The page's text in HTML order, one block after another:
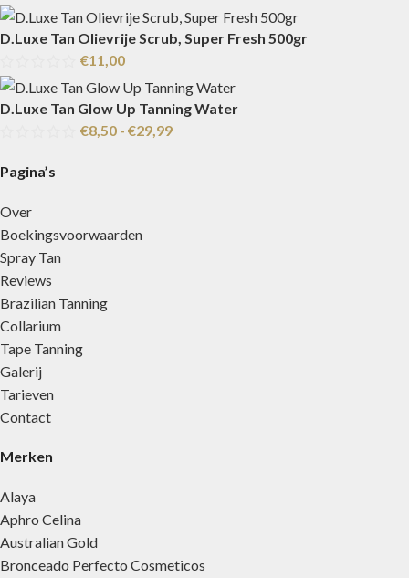
D.Luxe Tan Olievrije Scrub, Super Fresh 500gr
€11,00
D.Luxe Tan Glow Up Tanning Water
€8,50 - €29,99
Pagina’s
Over
Boekingsvoorwaarden
Spray Tan
Reviews
Brazilian Tanning
Collarium
Tape Tanning
Galerij
Tarieven
Contact
Merken
Alaya
Aphro Celina
Australian Gold
Bronceado Perfecto Cosmeticos